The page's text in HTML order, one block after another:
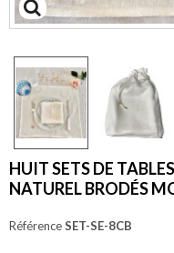
Agrandir
l'image
HUIT SETS DE
NATUREL BRODÉS
RéférenceSET-SE-8CB